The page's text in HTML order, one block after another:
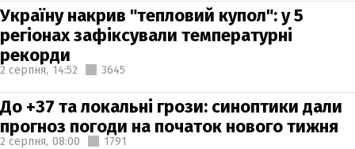
Україну накрив "тепловий купол": у 5
регіонах зафіксували температурні
рекорди
2 серпня, 14:52 3645
До +37 та локальні грози: синоптики дали
прогноз погоди на початок нового тижня
2 серпня, 08:00 1791